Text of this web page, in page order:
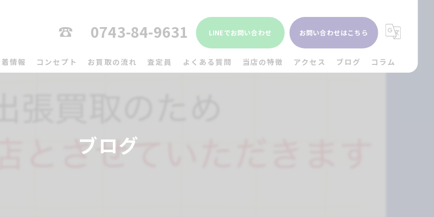
0743-84-9631 LINEでお問い合わせ お問い合わせはこちら
情報 コンセプト お買取の流れ 査定員 よくある質問 当店の特徴 アクセス ブログ コラム
ブログ